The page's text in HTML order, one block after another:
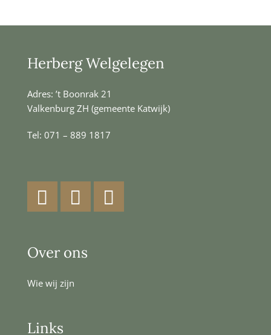
Herberg Welgelegen
Adres: ’t Boonrak 21
Valkenburg ZH (gemeente Katwijk)
Tel: 071 – 889 1817
FacebookInstagram
Over ons
Wie wij zijn
Links